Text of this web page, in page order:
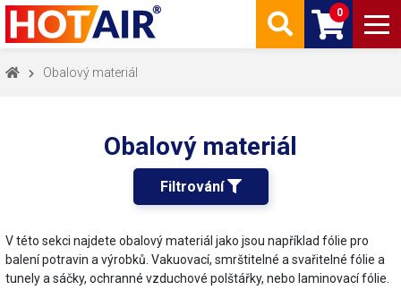
0
Obalový materiál
Obalový materiál
Filtrování
V této sekci najdete obalový materiál jako jsou například fólie pro
balení potravin a výrobků. Vakuovací, smrštitelné a svařitelné fólie a
tunely a sáčky, ochranné vzduchové polštářky, nebo laminovací fólie.